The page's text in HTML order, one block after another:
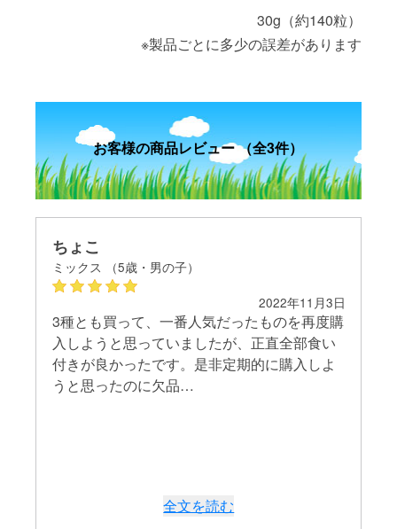
30g（約140粒）
※製品ごとに多少の誤差があります
お客様の商品レビュー （全3件）
ちょこ
ミックス （5歳・男の子）
2022年11月3日
3種とも買って、一番人気だったものを再度購
入しようと思っていましたが、正直全部食い
付きが良かったです。是非定期的に購入しよ
うと思ったのに欠品…
全文を読む